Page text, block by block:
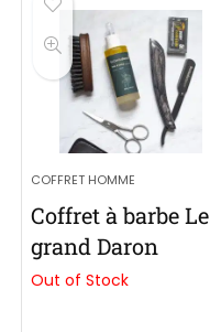
COFFRET HOMME
Coffret à barbe Le
grand Daron
Out of Stock